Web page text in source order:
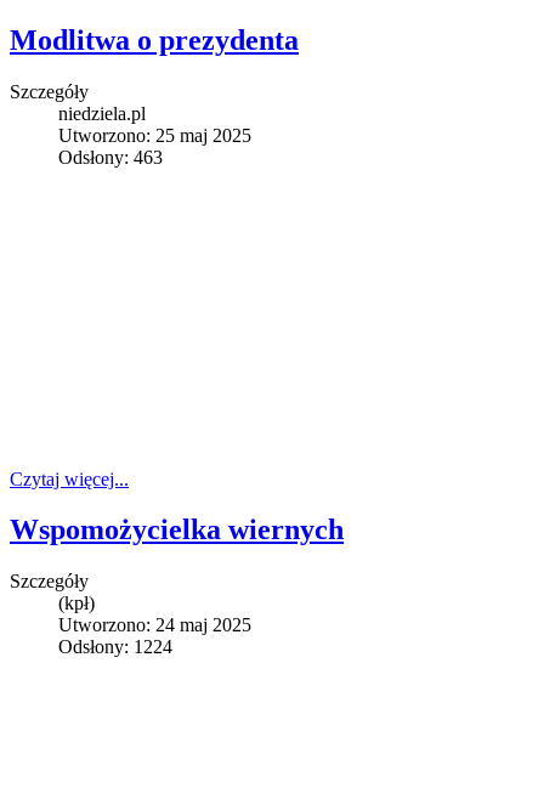
Modlitwa o prezydenta
Szczegóły
niedziela.pl
Utworzono: 25 maj 2025
Odsłony: 463
Czytaj więcej...
Wspomożycielka wiernych
Szczegóły
(kpł)
Utworzono: 24 maj 2025
Odsłony: 1224